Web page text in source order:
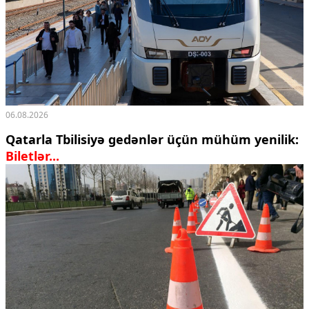
Ekologiya
Zəfər - 5
Gənclər və İdman
Media və QHT
Hadisə
Sağlamlıq
Sosium
Mənəvi dəyərlər
Texnologiya
Mətbuat-150
Əlaqə
Missiyamız
06.08.2026
Qatarla Tbilisiyə gedənlər üçün mühüm yenilik:
Biletlər...